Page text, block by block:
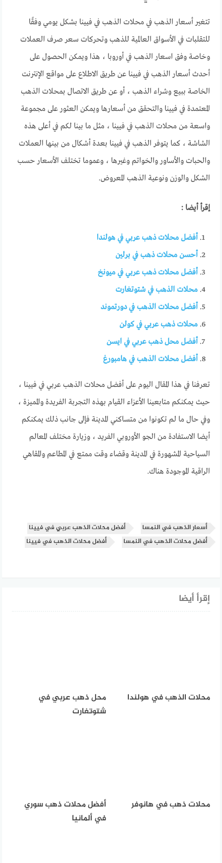
تتغير أسعار الذهب في محلات الذهب في فيينا بشكل يومي وفقًا
للتقلبات في الأسواق العالمية للذهب وتحركات سعر صرف العملات
وخاصة وفق اسعار الذهب في أوروبا ، هذا ويمكن الحصول على
أحدث أسعار الذهب في فيينا عن طريق الاطلاع على مواقع الإنترنت
الخاصة ببيع وشراء الذهب ، أو عن طريق الاتصال بمحلات الذهب
المعتمدة في فيينا والتحقق من أسعارها ويمكن العثور على مجموعة
واسعة من محلات الذهب في فيينا ، مثل ما بينا لكم في أعلى هذه
الشاشة ، كما يتوفر الذهب في فيينا بعدة أشكال من بينها العملات
والحبات والأساور والخواتم وغيرها ، وعموما تختلف الأسعار حسب
الشكل والوزن ونوعية الذهب المعروض.
إقرأ أيضا :
أفضل محلات ذهب عربي في هولندا
أحسن محلات ذهب في برلين
أفضل محلات ذهب عربي في ميونخ
محلات الذهب في شتوتغارت
أفضل محلات الذهب في دورتموند
محلات ذهب عربي في كولن
أفضل محل ذهب عربي في ايسن
أفضل محلات الذهب في هامبورغ
تعرفنا في هذا المقال اليوم على أفضل محلات الذهب عربي في فيينا ،
حيث يمكنكم متابعينا الأعزاء القيام بهذه التجربة الفريدة والمميزة ،
وفي حال ما لم تكونوا من متساكني المدينة فإلى جانب ذلك يمكنكم
أيضا الاستفادة من الجو الأوروبي الفريد ، وزيارة مختلف المعالم
السياحية المشهورة في المدينة وقضاء وقت ممتع في المطاعم والمقاهي
الراقية الموجودة هناك.
أسعار الذهب في النمسا
أفضل محلات الذهب عربي في فيينا
أفضل محلات الذهب في النمسا
أفضل محلات الذهب في فيينا
إقرأ أيضا
محلات الذهب في هولندا
محل ذهب عربي في
شتوتغارت
محلات ذهب في هانوفر
أفضل محلات ذهب سوري
في ألمانيا